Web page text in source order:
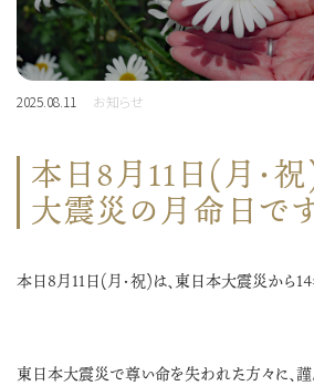
2025.08.11 お知らせ
本日8月11日(月・
大震災の月命日で
本日8月11日(月・祝)は、東日本大震災から
東日本大震災で尊い命を失われた方々に、